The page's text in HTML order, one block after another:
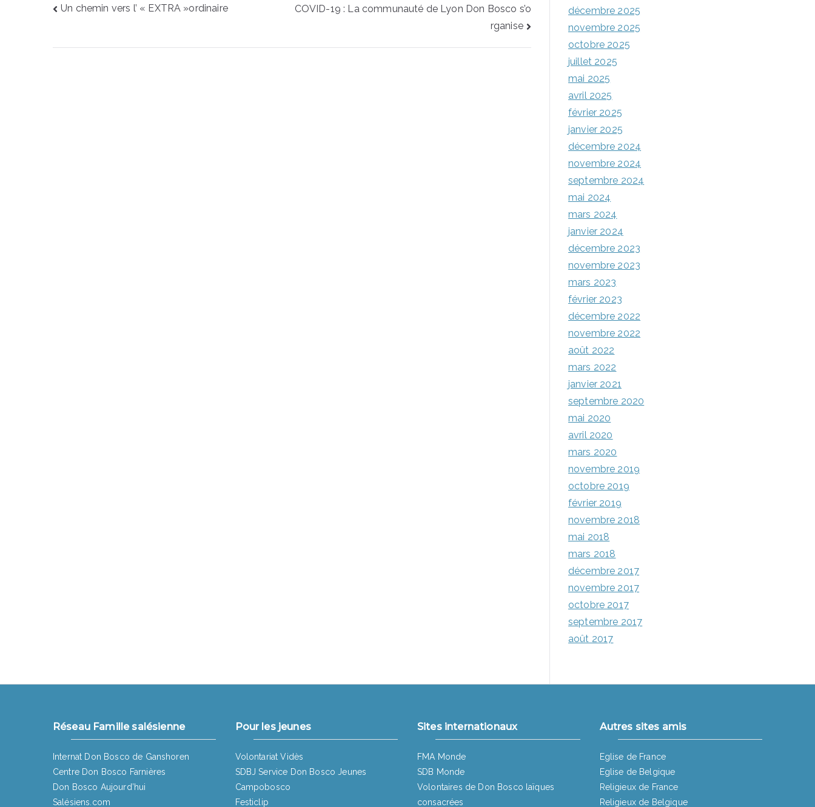
Un chemin vers l’ « EXTRA »ordinaire
COVID-19 : La communauté de Lyon Don Bosco s’o
rganise
décembre 2025
novembre 2025
octobre 2025
juillet 2025
mai 2025
avril 2025
février 2025
janvier 2025
décembre 2024
novembre 2024
septembre 2024
mai 2024
mars 2024
janvier 2024
décembre 2023
novembre 2023
mars 2023
février 2023
décembre 2022
novembre 2022
août 2022
mars 2022
janvier 2021
septembre 2020
mai 2020
avril 2020
mars 2020
novembre 2019
octobre 2019
février 2019
novembre 2018
mai 2018
mars 2018
décembre 2017
novembre 2017
octobre 2017
septembre 2017
août 2017
Réseau Famille salésienne
Internat Don Bosco de Ganshoren
Centre Don Bosco Farnières
Don Bosco Aujourd’hui
Salésiens.com
Pour les jeunes
Volontariat Vidès
SDBJ Service Don Bosco Jeunes
Campobosco
Festiclip
Sites internationaux
FMA Monde
SDB Monde
Volontaires de Don Bosco laïques
consacrées
Autres sites amis
Eglise de France
Eglise de Belgique
Religieux de France
Religieux de Belgique